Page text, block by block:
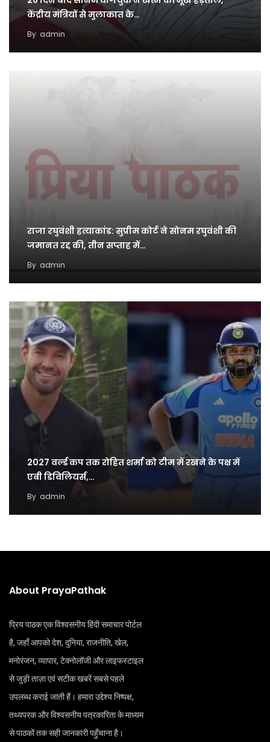
केंद्रीय मंत्रियों से मुलाकात के…
By admin
राजा रघुवंशी हत्याकांड: सुप्रीम कोर्ट ने सोनम रघुवंशी की
जमानत रद्द की, तीन सप्ताह में…
By admin
2027 वर्ल्ड कप तक रोहित शर्मा को टीम में रखने के पक्ष में
एबी डिविलियर्स,…
By admin
About PrayaPathak
प्रिय पाठक एक विश्वसनीय हिंदी समाचार पोर्टल
है, जहाँ आपको देश, दुनिया, राजनीति, खेल,
मनोरंजन, व्यापार, टेक्नोलॉजी और लाइफस्टाइल
से जुड़ी ताज़ा एवं सटीक खबरें सबसे पहले
उपलब्ध कराई जाती हैं। हमारा उद्देश्य निष्पक्ष,
तथ्यपरक और विश्वसनीय पत्रकारिता के माध्यम
से पाठकों तक सही जानकारी पहुँचाना है।